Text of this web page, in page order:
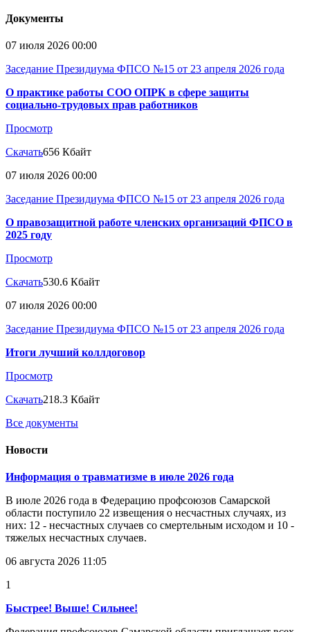
Документы
07 июля 2026 00:00
Заседание Президиума ФПСО №15 от 23 апреля 2026 года
О практике работы СОО ОПРК в сфере защиты
социально-трудовых прав работников
Просмотр
Скачать656 Кбайт
07 июля 2026 00:00
Заседание Президиума ФПСО №15 от 23 апреля 2026 года
О правозащитной работе членских организаций ФПСО в
2025 году
Просмотр
Скачать530.6 Кбайт
07 июля 2026 00:00
Заседание Президиума ФПСО №15 от 23 апреля 2026 года
Итоги лучший коллдоговор
Просмотр
Скачать218.3 Кбайт
Все документы
Новости
Информация о травматизме в июле 2026 года
В июле 2026 года в Федерацию профсоюзов Самарской
области поступило 22 извещения о несчастных случаях, из
них: 12 - несчастных случаев со смертельным исходом и 10 -
тяжелых несчастных случаев.
06 августа 2026 11:05
1
Быстрее! Выше! Сильнее!